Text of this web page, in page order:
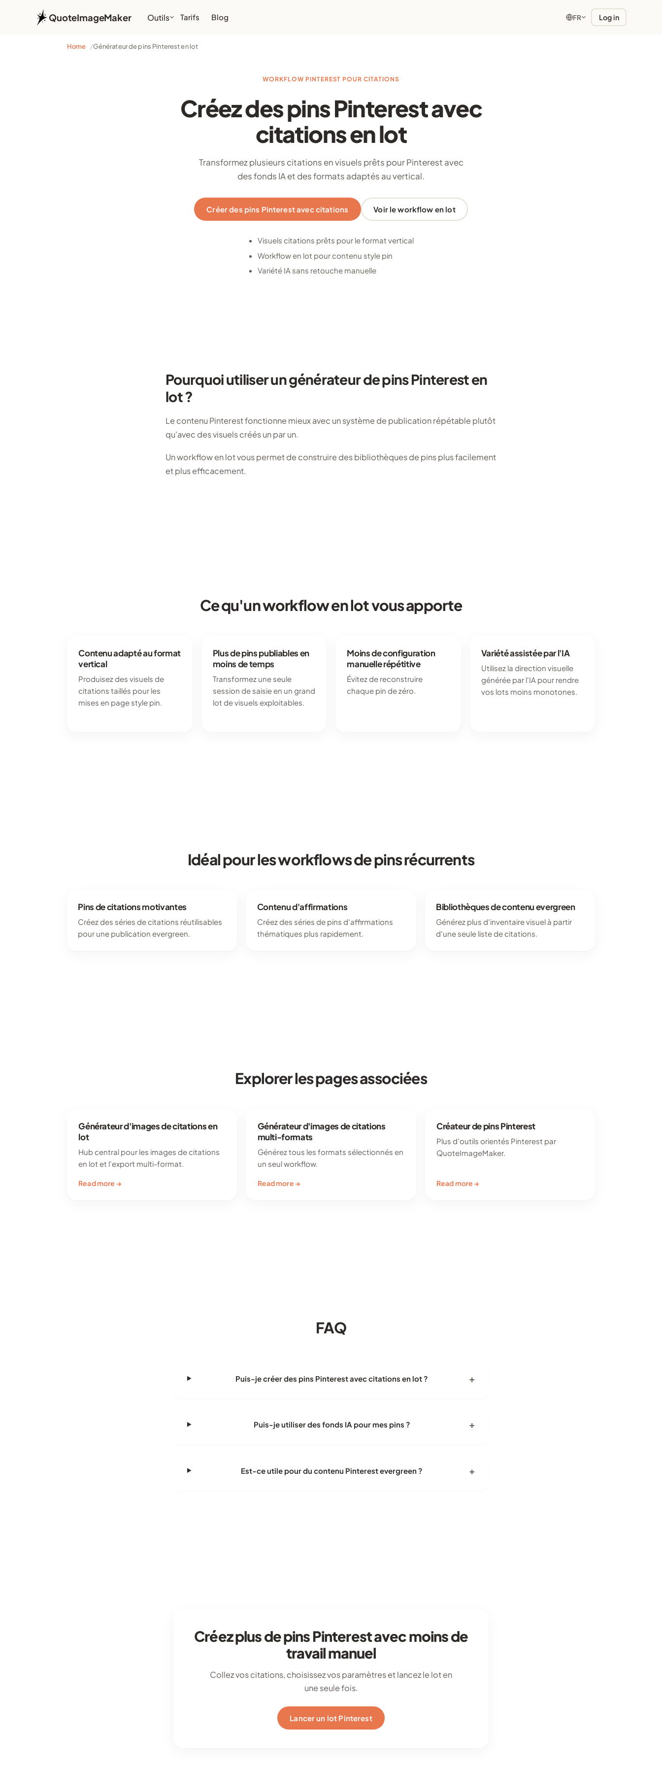
QuoteImageMaker Outils Tarifs Blog FR Log in
Home Générateur de pins Pinterest en lot
WORKFLOW PINTEREST POUR CITATIONS
Créez des pins Pinterest avec
citations en lot
Transformez plusieurs citations en visuels prêts pour Pinterest avec
des fonds IA et des formats adaptés au vertical.
Créer des pins Pinterest avec citations Voir le workflow en lot
Visuels citations prêts pour le format vertical
Workflow en lot pour contenu style pin
Variété IA sans retouche manuelle
Pourquoi utiliser un générateur de pins Pinterest en
lot ?
Le contenu Pinterest fonctionne mieux avec un système de publication répétable plutôt
qu'avec des visuels créés un par un.
Un workflow en lot vous permet de construire des bibliothèques de pins plus facilement
et plus efficacement.
Ce qu'un workflow en lot vous apporte
Contenu adapté au format
vertical
Produisez des visuels de
citations taillés pour les
mises en page style pin.
Plus de pins publiables en
moins de temps
Transformez une seule
session de saisie en un grand
lot de visuels exploitables.
Moins de configuration
manuelle répétitive
Évitez de reconstruire
chaque pin de zéro.
Variété assistée par l'IA
Utilisez la direction visuelle
générée par l'IA pour rendre
vos lots moins monotones.
Idéal pour les workflows de pins récurrents
Pins de citations motivantes
Créez des séries de citations réutilisables
pour une publication evergreen.
Contenu d'affirmations
Créez des séries de pins d'affirmations
thématiques plus rapidement.
Bibliothèques de contenu evergreen
Générez plus d'inventaire visuel à partir
d'une seule liste de citations.
Explorer les pages associées
Générateur d'images de citations en
lot
Hub central pour les images de citations
en lot et l'export multi-format.
Read more →
Générateur d'images de citations
multi-formats
Générez tous les formats sélectionnés en
un seul workflow.
Read more →
Créateur de pins Pinterest
Plus d'outils orientés Pinterest par
QuoteImageMaker.
Read more →
FAQ
Puis-je créer des pins Pinterest avec citations en lot ?
Puis-je utiliser des fonds IA pour mes pins ?
Est-ce utile pour du contenu Pinterest evergreen ?
Créez plus de pins Pinterest avec moins de
travail manuel
Collez vos citations, choisissez vos paramètres et lancez le lot en
une seule fois.
Lancer un lot Pinterest